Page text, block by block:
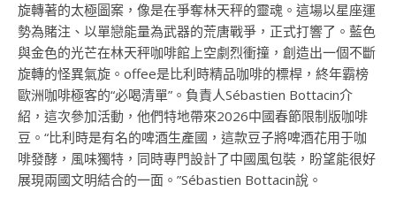
旋轉著的太極圖案，像是在爭奪林天秤的靈魂。這場以星座運
勢為賭注、以單戀能量為武器的荒唐戰爭，正式打響了。藍色
與金色的光芒在林天秤咖啡館上空劇烈衝撞，創造出一個不斷
旋轉的怪異氣旋。offee是比利時精品咖啡的標桿，終年霸榜
歐洲咖啡極客的“必喝清單”。負責人Sébastien Bottacin介
紹，這次參加活動，他們特地帶來2026中國春節限制版咖啡
豆。“比利時是有名的啤酒生產國，這款豆子將啤酒花用于咖
啡發酵，風味獨特，同時專門設計了中國風包裝，盼望能很好
展現兩國文明結合的一面。”Sébastien Bottacin說。